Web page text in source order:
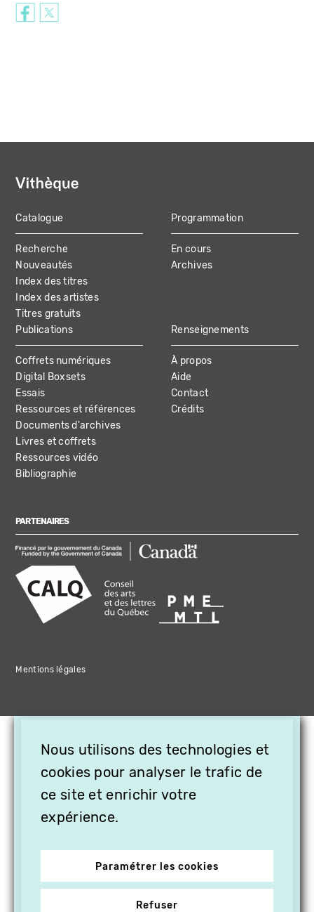
MAIN
NAVIGATION
Catalogue
Recherche
Nouveautés
Index des titres
Index des artistes
Titres gratuits
Programmation
En cours
Archives
Publications
Coffrets numériques
Digital Boxsets
Essais
Ressources et références
Documents d'archives
Livres et coffrets
Ressources vidéo
Bibliographie
Renseignements
À propos
Aide
Contact
Crédits
PARTENAIRES
Mentions légales
Nous utilisons des technologies et
cookies pour analyser le trafic de
ce site et enrichir votre
expérience.
Paramétrer les cookies
Refuser
OFFREZ LA VIDÉO EN
CADEAU, ABONNEZ VOS
PROCHES À VITHÈQUE !